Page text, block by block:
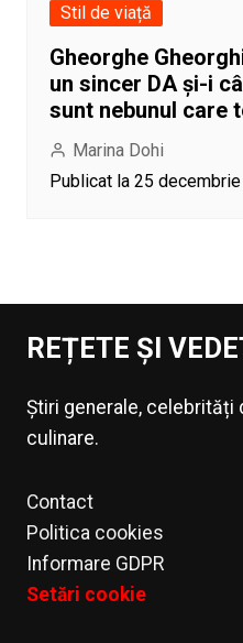
Stil de viață
Gheorghe
un sincer DA și-i
sunt nebunul care
Marina Dohi
Publicat la 25
REȚETE ȘI
Știri generale, celebrități
culinare.
Contact
Politica cookies
Informare GDPR
Setări cookie